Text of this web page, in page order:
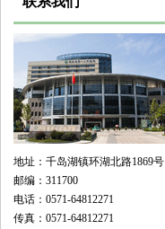
地址：千岛湖镇环湖北路1869号
邮编：311700
电话：0571-64812271
传真：0571-64812271